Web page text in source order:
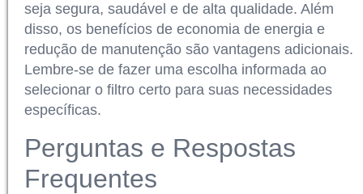
seja segura, saudável e de alta qualidade. Além
disso, os benefícios de economia de energia e
redução de manutenção são vantagens adicionais.
Lembre-se de fazer uma escolha informada ao
selecionar o filtro certo para suas necessidades
específicas.
Perguntas e Respostas
Frequentes